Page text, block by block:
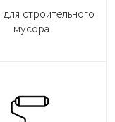
строительного
мусора